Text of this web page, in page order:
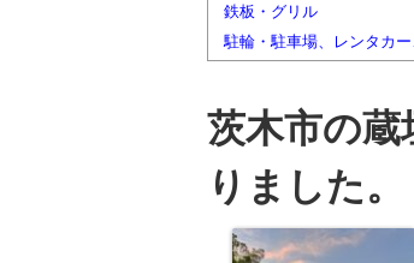
鉄板・グリル
駐輪・駐車場、レンタカ
茨木市の蔵
りました。